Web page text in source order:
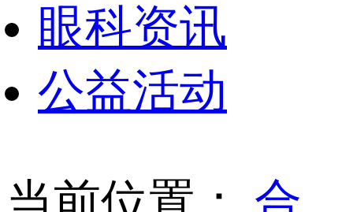
眼科资讯
公益活动